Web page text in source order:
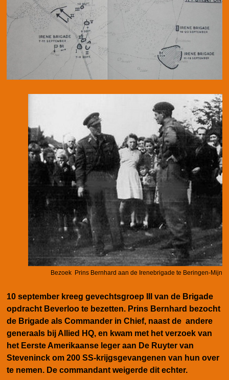
Bezoek Prins Bernhard aan de Irenebrigade te Beringen-Mijn
10 september kreeg gevechtsgroep III van de Brigade
opdracht Beverloo te bezetten. Prins Bernhard bezocht
de Brigade als Commander in Chief, naast de andere
generaals bij Allied HQ, en kwam met het verzoek van
het Eerste Amerikaanse leger aan De Ruyter van
Steveninck om 200 SS-krijgsgevangenen van hun over
te nemen. De commandant weigerde dit echter.